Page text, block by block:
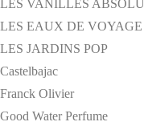
LES VANILLES
LES EAUX DE
LES JARDINS POP
Castelbajac
Franck Olivier
Good Water Perfume